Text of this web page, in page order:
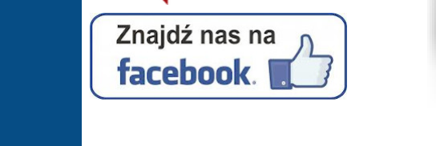
Facebook - Hala Sportowa Suszec